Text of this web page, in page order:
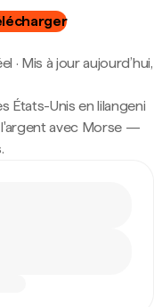
· Mis à jour aujourd’hui,
États-Unis en lilangeni
l'argent avec Morse —